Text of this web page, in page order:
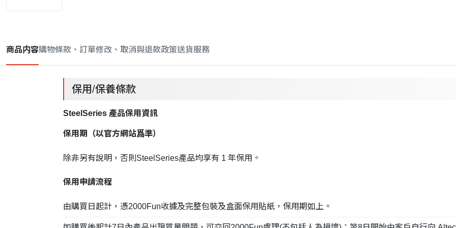
商品内容購物條款、訂單修改、取消與退款政策送貨服務
保用/保養條款
SteelSeries 產品保用資訊
保用期（以官方網站爲準）
除非另有說明，否則SteelSeries產品均享有 1 年保用。
保用申請流程
由購買日起計，憑2000Fun收據及完整包裝及盒面保用貼紙，保用期如上。